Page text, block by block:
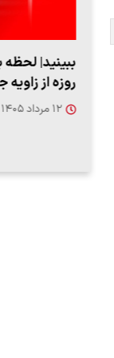
روزه از زاویه
۱۲ مرداد ۱۴۰۵